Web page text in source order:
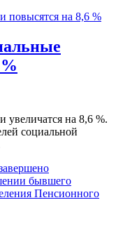
повысятся на 8,6 %
увеличатся на 8,6 %.
социальной
бывшего
Пенсионного